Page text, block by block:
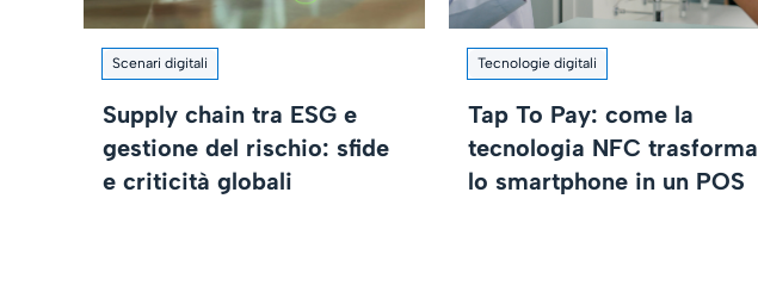
Scenari digitali
Supply chain tra ESG e
gestione del rischio: sfide
e criticità globali
Tecnologie digitali
Tap To Pay: come la
tecnologia NFC trasforma
lo smartphone in un POS